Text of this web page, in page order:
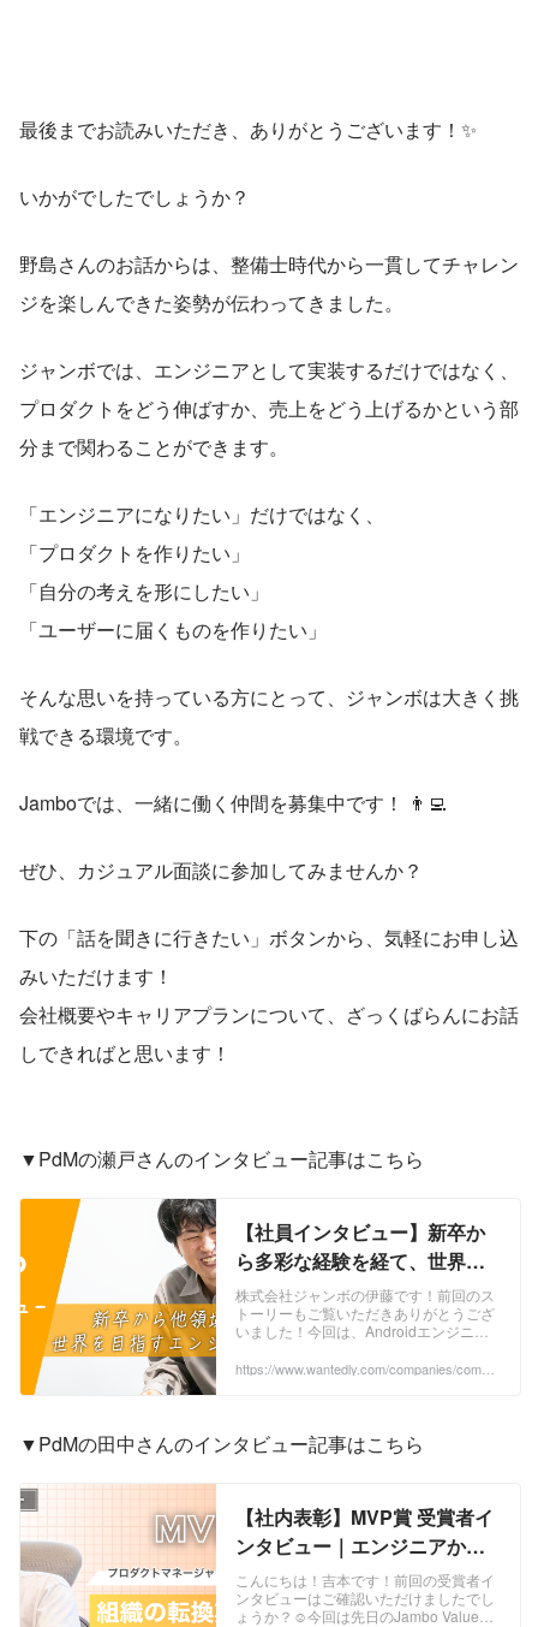
最後までお読みいただき、ありがとうございます！✨
いかがでしたでしょうか？
野島さんのお話からは、整備士時代から一貫してチャレン
ジを楽しんできた姿勢が伝わってきました。
ジャンボでは、エンジニアとして実装するだけではなく、
プロダクトをどう伸ばすか、売上をどう上げるかという部
分まで関わることができます。
「エンジニアになりたい」だけではなく、
「プロダクトを作りたい」
「自分の考えを形にしたい」
「ユーザーに届くものを作りたい」
そんな思いを持っている方にとって、ジャンボは大きく挑
戦できる環境です。
Jamboでは、一緒に働く仲間を募集中です！ 👨‍💻
ぜひ、カジュアル面談に参加してみませんか？
下の「話を聞きに行きたい」ボタンから、気軽にお申し込
みいただけます！
会社概要やキャリアプランについて、ざっくばらんにお話
しできればと思います！
▼PdMの瀬戸さんのインタビュー記事はこちら
【社員インタビュー】新卒か
ら多彩な経験を経て、世界へ
挑戦するジャンボのエンジニ
アリーダー | Jambo Members
株式会社ジャンボの伊藤です！前回のス
トーリーもご覧いただきありがとうござ
いました！今回は、Androidエンジニア
プロダクトチームでリーダを務めている
https://www.wantedly.com/companies/compa
▼PdMの田中さんのインタビュー記事はこちら
【社内表彰】MVP賞 受賞者イ
ンタビュー｜エンジニアから
PdMへ。組織の転換期を支え
た挑戦 | Jambo Value
こんにちは！吉本です！前回の受賞者イ
ンタビューはご確認いただけましたでし
ょうか？☺️今回は先日のJambo Value